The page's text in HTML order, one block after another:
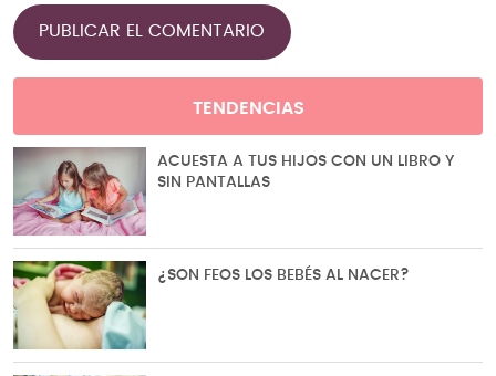
TENDENCIAS
ACUESTA A TUS HIJOS CON UN LIBRO Y
SIN PANTALLAS
¿SON FEOS LOS BEBÉS AL NACER?